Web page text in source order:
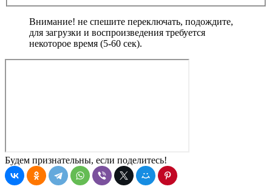
Внимание! не спешите переключать, подождите,
для загрузки и воспроизведения требуется
некоторое время (5-60 сек).
Будем признательны, если поделитесь!